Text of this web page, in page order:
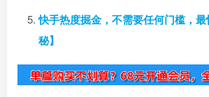
快手热度掘金，不需要任何门槛，
秘】